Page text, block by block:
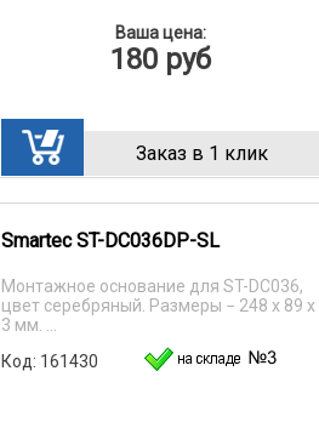
Ваша цена:
180 руб
Заказ в 1 клик
Smartec ST-DC036DP-SL
Монтажное основание для ST-DC036,
цвет серебряный. Размеры − 248 х 89 х
3 мм. ...
Код: 161430